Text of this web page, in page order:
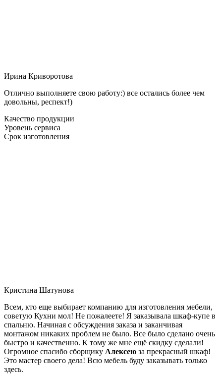
Ирина Криворотова
Отлично выполняете свою работу:) все остались более чем
довольны, респект!)
Качество продукции
Уровень сервиса
Срок изготовления
Кристина Шатунова
Всем, кто еще выбирает компанию для изготовления мебели,
советую Кухни мол! Не пожалеете! Я заказывала шкаф-купе в
спальню. Начиная с обсуждения заказа и заканчивая
монтажом никаких проблем не было. Все было сделано очень
быстро и качественно. К тому же мне ещё скидку сделали!
Огромное спасибо сборщику Алексею за прекрасный шкаф!
Это мастер своего дела! Всю мебель буду заказывать только
здесь.